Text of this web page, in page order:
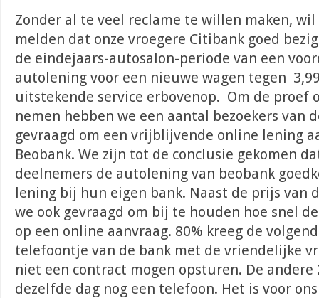
Zonder al te veel reclame te willen maken,
melden dat onze vroegere Citibank goed
de eindejaars-autosalon-periode van een
autolening voor een nieuwe wagen tegen
uitstekende service erbovenop. Om de proef
nemen hebben we een aantal bezoekers van
gevraagd om een vrijblijvende online lening
Beobank. We zijn tot de conclusie gekomen
deelnemers de autolening van beobank
lening bij hun eigen bank. Naast de prijs van
we ook gevraagd om bij te houden hoe snel
op een online aanvraag. 80% kreeg de
telefoontje van de bank met de vriendelijke
niet een contract mogen opsturen. De andere
dezelfde dag nog een telefoon. Het is voor